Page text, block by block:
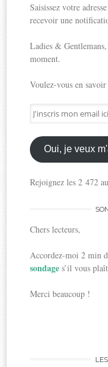
Saisissez votre
recevoir une
Ladies &
moment.
Voulez-vous en
J'inscris
mon
email
ici
Oui, je veux
Rejoignez les 2 472
Chers lecteurs,
Accordez-moi 2 min
sondages’il vous
Merci beaucoup !